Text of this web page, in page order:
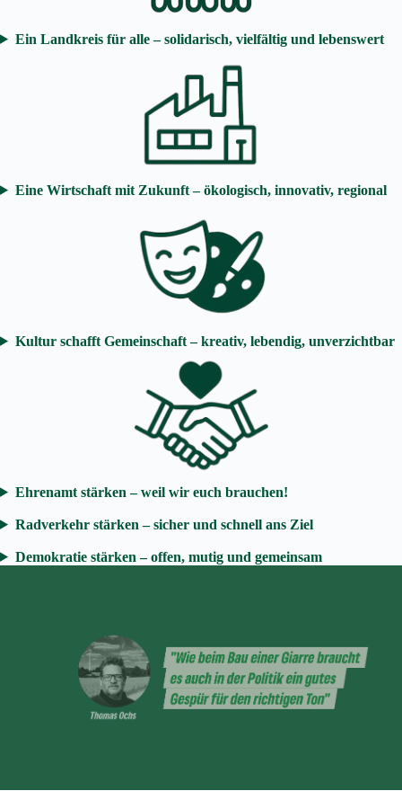
Ein Landkreis für alle – solidarisch, vielfältig und lebenswert
Eine Wirtschaft mit Zukunft – ökologisch, innovativ, regional
Kultur schafft Gemeinschaft – kreativ, lebendig, unverzichtbar
Ehrenamt stärken – weil wir euch brauchen!
Radverkehr stärken – sicher und schnell ans Ziel
Demokratie stärken – offen, mutig und gemeinsam